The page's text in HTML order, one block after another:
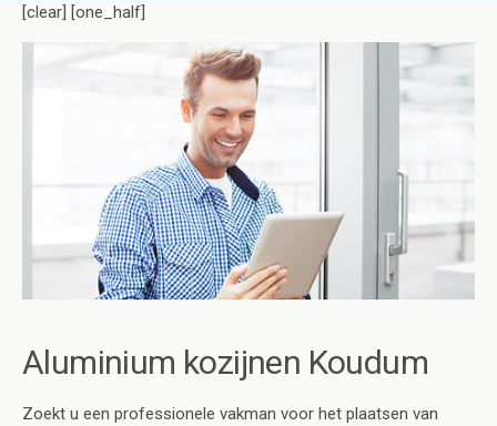
[clear] [one_half]
Aluminium kozijnen Koudum
Zoekt u een professionele vakman voor het plaatsen van